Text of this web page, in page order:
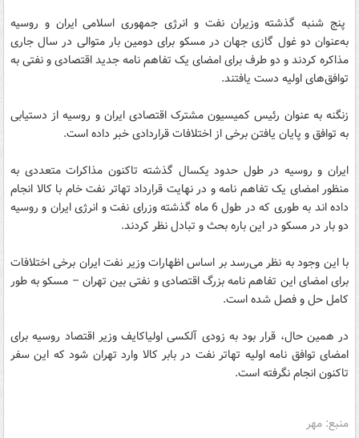
پنج شنبه گذشته وزیران نفت و انرژی جمهوری اسلامی ایران و روسیه
به‌عنوان دو غول گازی جهان در مسکو برای دومین بار متوالی در سال جاری
مذاکره کردند و دو طرف برای امضای یک تفاهم نامه جدید اقتصادی و نفتی به
توافق‌های اولیه دست یافتند.
زنگنه به عنوان رئیس کمیسیون مشترک اقتصادی ایران و روسیه از دستیابی
به توافق و پایان یافتن برخی از اختلافات قراردادی خبر داده است.
ایران و روسیه در طول حدود یکسال گذشته تاکنون مذاکرات متعددی به
منظور امضای یک تفاهم نامه و در نهایت قرارداد تهاتر نفت خام با کالا انجام
داده اند به طوری که در طول 6 ماه گذشته وزرای نفت و انرژی ایران و روسیه
دو بار در مسکو در این باره بحث و تبادل نظر کردند.
با این وجود به نظر می‌رسد بر اساس اظهارات وزیر نفت ایران برخی اختلافات
برای امضای این تفاهم نامه بزرگ اقتصادی و نفتی بین تهران – مسکو به طور
کامل حل و فصل شده است.
در همین حال، قرار بود به زودی آلکسی اولیاکایف وزیر اقتصاد روسیه برای
امضای توافق نامه اولیه تهاتر نفت در بابر کالا وارد تهران شود که این سفر
تاکنون انجام نگرفته است.
منبع: مهر